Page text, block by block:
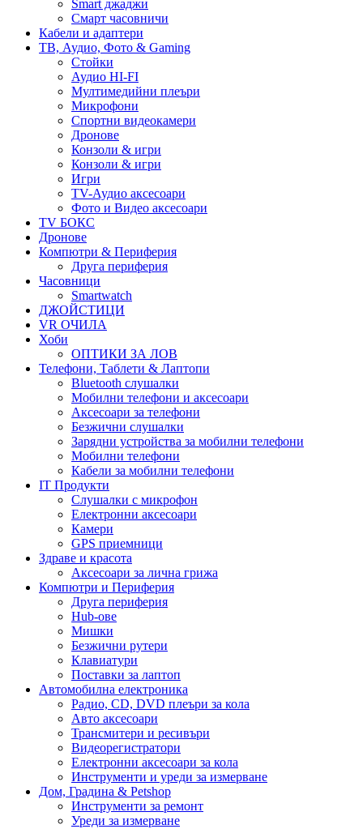
Smart джаджи
Смарт часовничи
Кабели и адаптери
ТВ, Аудио, Фото & Gaming
Стойки
Аудио HI-FI
Мултимедийни плеъри
Микрофони
Спортни видеокамери
Дронове
Конзоли & игри
Конзоли & игри
Игри
TV-Аудио аксесоари
Фото и Видео аксесоари
TV БОКС
Дронове
Компютри & Периферия
Друга периферия
Часовници
Smartwatch
ДЖОЙСТИЦИ
VR ОЧИЛА
Хоби
ОПТИКИ ЗА ЛОВ
Телефони, Таблети & Лаптопи
Bluetooth слушалки
Мобилни телефони и аксесоари
Аксесоари за телефони
Безжични слушалки
Зарядни устройства за мобилни телефони
Мобилни телефони
Кабели за мобилни телефони
IT Продукти
Слушалки с микрофон
Електронни аксесоари
Камери
GPS приемници
Здраве и красота
Аксесоари за лична грижа
Компютри и Периферия
Друга периферия
Hub-ове
Мишки
Безжични рутери
Клавиатури
Поставки за лаптоп
Автомобилна електроника
Радио, CD, DVD плеъри за кола
Авто аксесоари
Трансмитери и ресивъри
Видеорегистратори
Електронни аксесоари за кола
Инструменти и уреди за измерване
Дом, Градина & Petshop
Инструменти за ремонт
Уреди за измерване